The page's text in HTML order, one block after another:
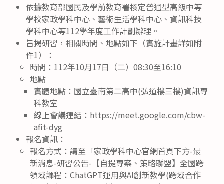
依據教育部國民及學前教育署核定普通型高級中等
學校家政學科中心、藝術生活學科中心、資訊科技
學科中心等112學年度工作計劃辦理。
旨揭研習，相關時間、地點如下（實施計畫詳如附
件1）：
時間：112年10月17日（二）08:30至16:10
地點
實體地點：國立臺南第二高中(弘道樓三樓)資訊專
科教室
線上會議連結：https://meet.google.com/cbw-
afit-dyg
報名資訊：
報名方式：請至「家政學科中心官網首頁下方-最
新消息-研習公告-【自提專案、策略聯盟】全國跨
領域課程：ChatGPT運用與AI創新教學(跨域合作